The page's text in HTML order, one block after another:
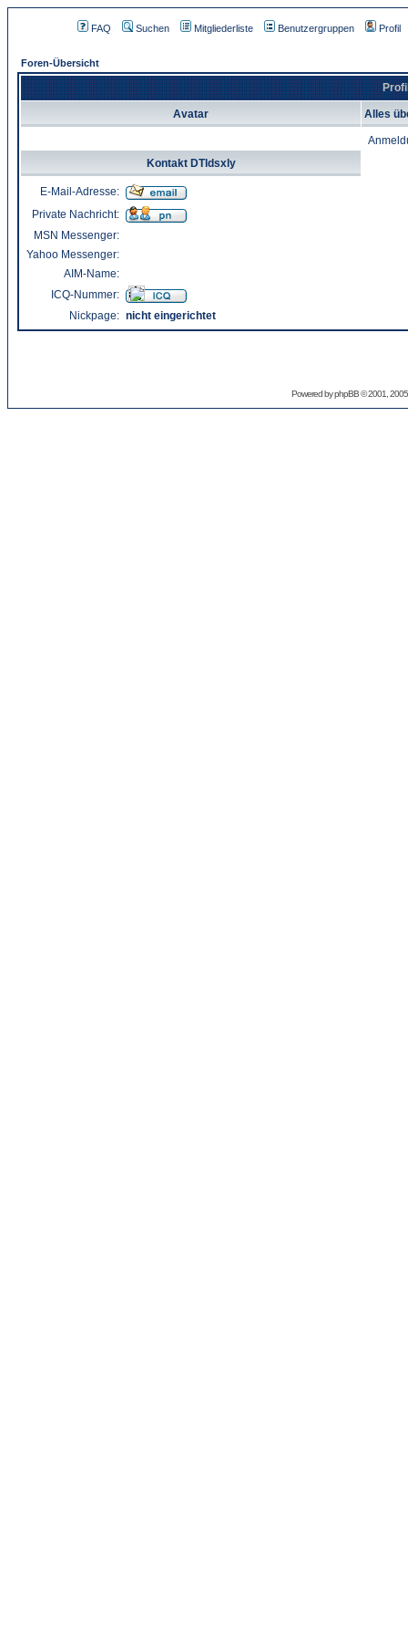
FAQ Suchen Mitgliederliste Benutzergruppen Profil
Foren-Übersicht
Avatar Alles
Kontakt DTldsxly
E-Mail-Adresse:
Private Nachricht:
MSN Messenger:
Yahoo Messenger:
AIM-Name:
ICQ-Nummer:
Nickpage: nicht eingerichtet
Powered byphpBB© 2001,